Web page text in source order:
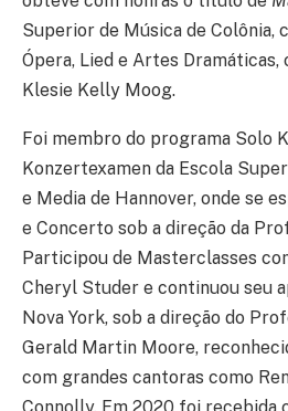
Superior de Música de Colônia,
Ópera, Lied e Artes
Klesie Kelly Moog.
Foi membro do programa Solo
Konzertexamen da Escola
e Media de Hannover, onde se
e Concerto sob a direção da
Participou de Masterclasses
Cheryl Studer e continuou seu
Nova York, sob a direção do
Gerald Martin Moore,
com grandes cantoras como